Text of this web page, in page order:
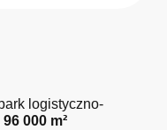
logistyczno-
96 000 m²